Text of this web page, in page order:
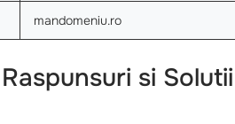
mandomeniu.ro
si